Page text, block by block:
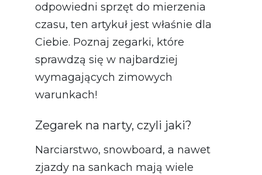
odpowiedni sprzęt do mierzenia
czasu, ten artykuł jest właśnie dla
Ciebie. Poznaj zegarki, które
sprawdzą się w najbardziej
wymagających zimowych
warunkach!
Zegarek na narty, czyli jaki?
Narciarstwo, snowboard, a nawet
zjazdy na sankach mają wiele